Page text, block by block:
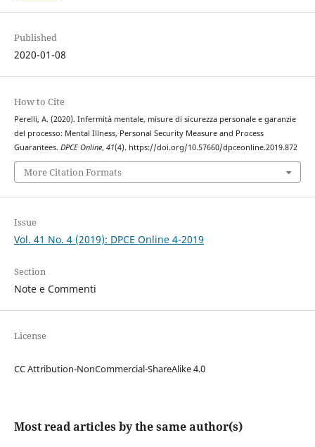
Published
2020-01-08
How to Cite
Perelli, A. (2020). Infermità mentale, misure di sicurezza personale e garanzie
del processo: Mental Illness, Personal Security Measure and Process
Guarantees. DPCE Online, 41(4). https://doi.org/10.57660/dpceonline.2019.872
More Citation Formats
Issue
Vol. 41 No. 4 (2019): DPCE Online 4-2019
Section
Note e Commenti
License
CC Attribution-NonCommercial-ShareAlike 4.0
Most read articles by the same author(s)